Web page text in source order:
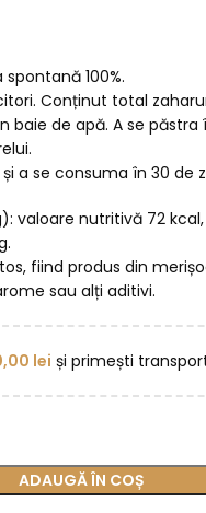
100%.
Conținut total
baie de apă. A se
a se consuma în 30 de
valoare nutritivă 72 kcal,
fiind produs din
sau alți aditivi.
lei și primești
ADAUGĂ ÎN COȘ